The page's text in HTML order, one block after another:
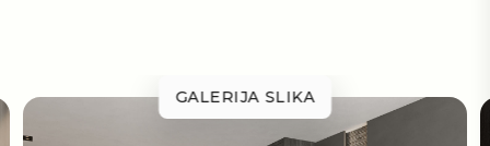
GALERIJA SLIKA